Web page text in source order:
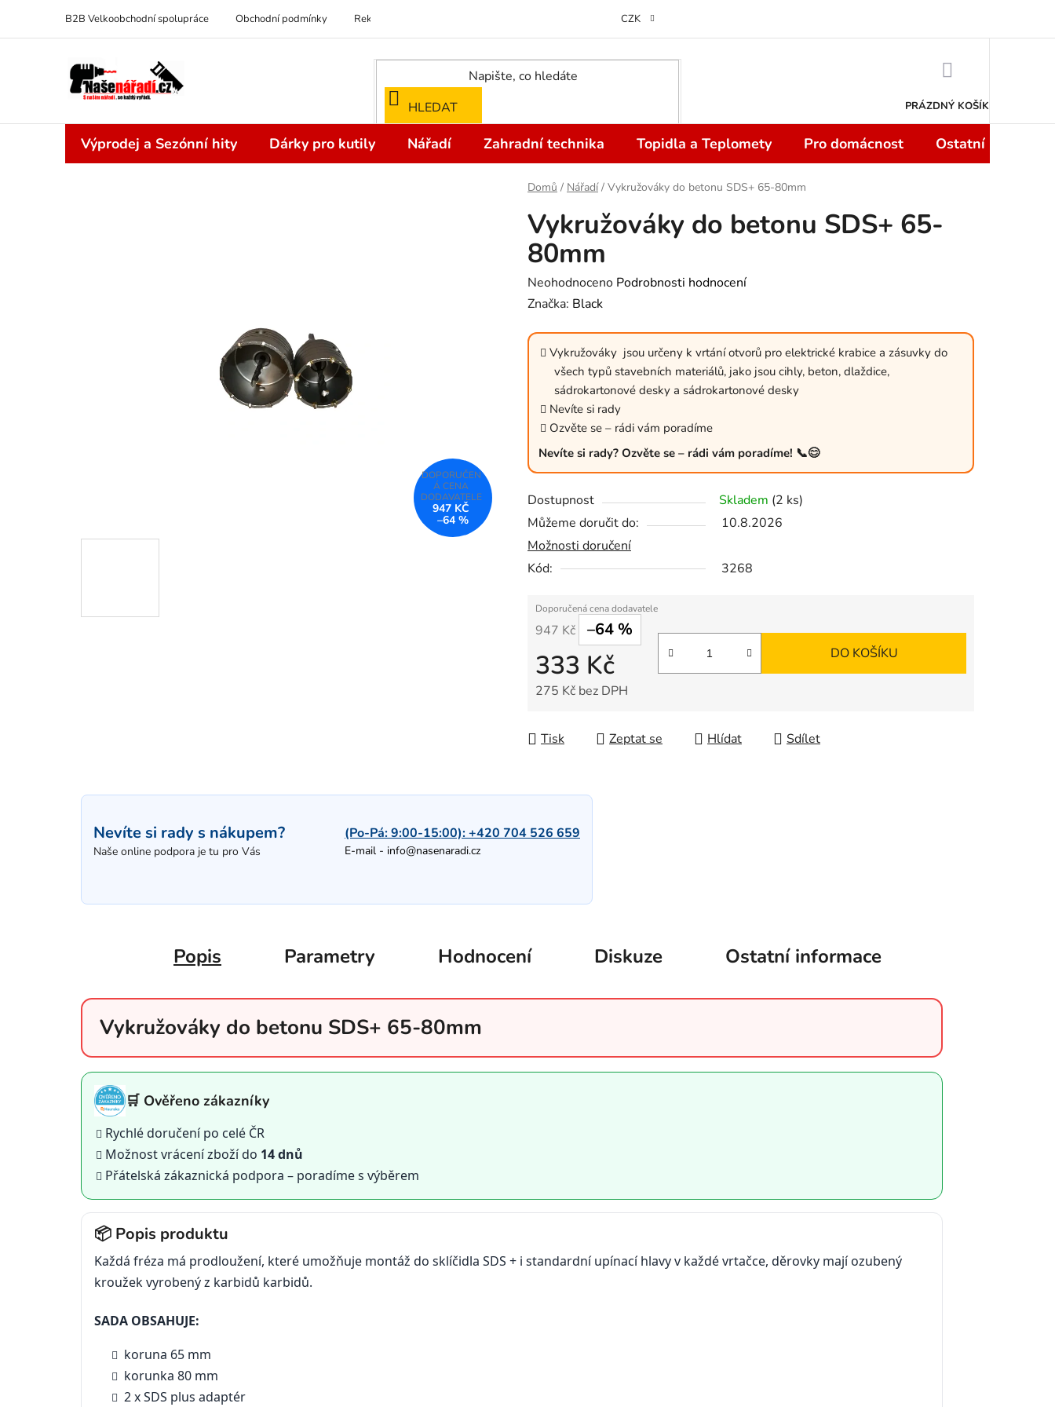
obsah
B2B Velkoobchodní spolupráce Obchodní podmínky Reklamace Odstoupení od kupní smlouvy do 14 dní
CZK
HLEDAT PRÁZDNÝ KOŠÍK
Výprodej a Sezónní hity Dárky pro kutily Nářadí Zahradní technika Topidla a Teplomety Pro domácnost Ostatní
Domů / Nářadí / Vykružováky do betonu SDS+ 65-80mm
Vykružováky do betonu SDS+ 65-
80mm
Průměrné
hodnocení
je
hvězdiček.
Neohodnoceno Podrobnosti hodnocení
Značka: Black
Vykružováky jsou určeny k vrtání otvorů pro elektrické krabice a zásuvky do
všech typů stavebních materiálů, jako jsou cihly, beton, dlaždice,
sádrokartonové desky a sádrokartonové desky
Nevíte si rady
Ozvěte se – rádi vám poradíme
Nevíte si rady? Ozvěte se – rádi vám poradíme! 📞😊
Dostupnost Skladem (2 ks)
Můžeme doručit do:
10.8.2026
Možnosti doručení
Kód:
3268
947 Kč –64 %
333 Kč
275 Kč bez DPH
DO KOŠÍKU
Tisk Zeptat se Hlídat Sdílet
947 KČ
–64 %
Nevíte si rady s nákupem?
Naše online podpora je tu pro Vás
(Po-Pá: 9:00-15:00):+420 704 526 659
E-mail - info@nasenaradi.cz
Popis Parametry Hodnocení Diskuze Ostatní informace
Vykružováky do betonu SDS+ 65-80mm
🛒 Ověřeno zákazníky
Rychlé doručení po celé ČR
Možnost vrácení zboží do 14 dnů
Přátelská zákaznická podpora – poradíme s výběrem
📦 Popis produktu
Každá fréza má prodloužení, které umožňuje montáž do sklíčidla SDS + i standardní upínací hlavy v každé vrtačce, děrovky mají ozubený
kroužek vyrobený z karbidů karbidů.
SADA OBSAHUJE:
koruna 65 mm
korunka 80 mm
2 x SDS plus adaptér